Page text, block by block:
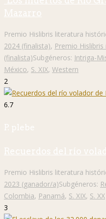
Mazarro
Premio Hislibris literatura
2024 (finalista), Premio
(finalista)Subgéneros: Intriga-
México, S. XIX, Western
2
6.7
P. plebe
Recuerdos del río
Premio Hislibris literatura
2023 (ganador/a)Subgéneros:
Colombia, Panamá, S. XIX, S. XX
3